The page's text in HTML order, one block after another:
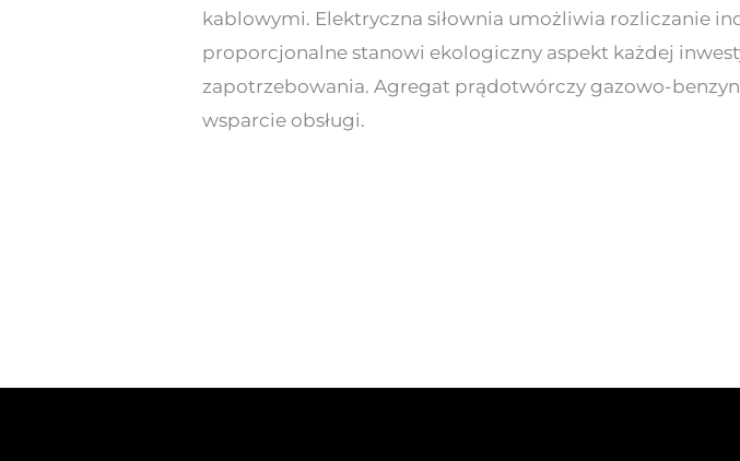
kablowymi. Elektryczna siłownia umożliwia rozliczanie
proporcjonalne stanowi ekologiczny aspekt każdej
zapotrzebowania. Agregat prądotwórczy gazowo-
wsparcie obsługi.